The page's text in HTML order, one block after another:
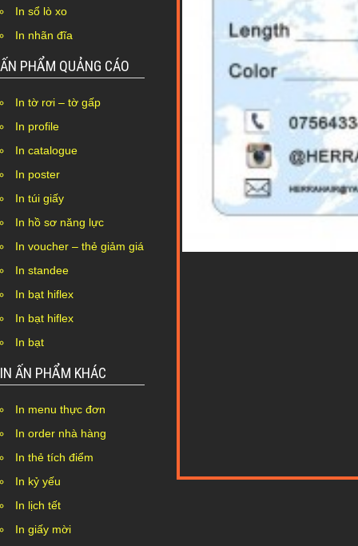
In sổ lò xo
In nhãn đĩa
ẤN PHẨM QUẢNG CÁO
In tờ rơi – tờ gấp
In profile
In catalogue
In poster
In túi giấy
In hồ sơ năng lực
In voucher – thẻ giảm giá
In standee
In bạt hiflex
In bạt hiflex
In bạt
IN ẤN PHẨM KHÁC
In menu thực đơn
In order nhà hàng
In thẻ tích điểm
In kỷ yếu
In lịch tết
In giấy mời